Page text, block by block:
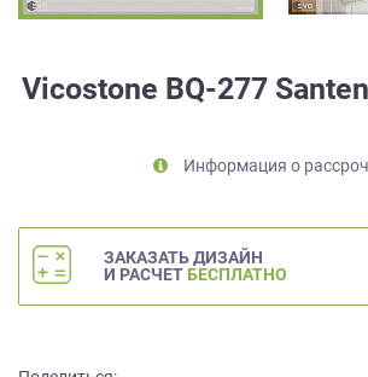
Vicostone BQ-277
Информация о
ЗАКАЗАТЬ ДИЗАЙН
И РАСЧЕТ БЕСПЛАТНО
на
данных,
персональных
данных
порядке